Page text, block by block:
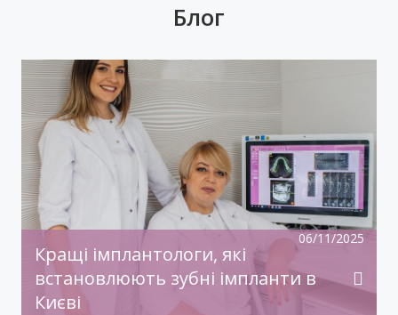
Блог
06/11/2025
Кращі імплантологи, які
встановлюють зубні імпланти в
Києві
У передноворічній метушні, коли купуються
подарунки, прикрашаються оселі, бажаємо
святкового настрою, гармонії, радості!
Нехай прийдешній рік дарує дива й
здійснення заповітного!З Новим Роком!